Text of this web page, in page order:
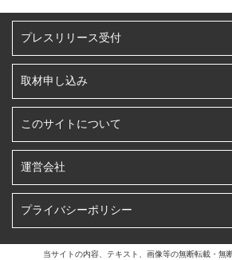
プレスリリース受付
取材申し込み
このサイトについて
運営会社
プライバシーポリシー
当サイトの内容、テキスト、画像等の無断転載・無